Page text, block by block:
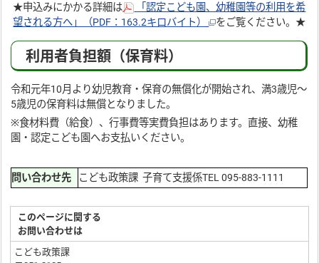
★申込みにかかる詳細は
「認定こども園、幼稚園等の利用を希
望される方へ」（PDF：163.2キロバイト）
をご覧ください。★
利用者負担額（保育料）
令和元年10月より幼児教育・保育の無償化が開始され、満3歳児～
5歳児の保育料は無償となりました。
※食材料費（給食）、行事費等実費負担はあります。直接、幼稚
園・認定こども園へお支払いください。
問い合わせ先 こども政策課 子育て支援係TEL 095-883-1111
このページに関する
お問い合わせは
こども政策課